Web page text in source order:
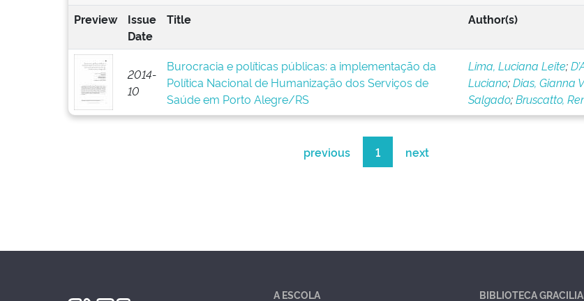
Preview
Issue
Date
Title Author(s)
2014-
10
Burocracia e políticas públicas: a implementação da
Política Nacional de Humanização dos Serviços de
Saúde em Porto Alegre/RS
Lima, Luciana Leite;
Luciano;Dias, Gianna
Salgado;Bruscatto,
previous 1 next
A ESCOLA BIBLIOTECA